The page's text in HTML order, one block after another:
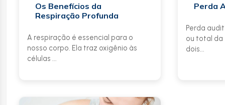
Os Benefícios da
Respiração Profunda
A respiração é essencial para o
nosso corpo. Ela traz oxigênio às
células ...
Perda
Perda
ou total da
dois...